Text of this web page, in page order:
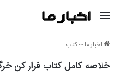
اخبار ما~کتاب
خلاصه کامل کتاب فرار کن